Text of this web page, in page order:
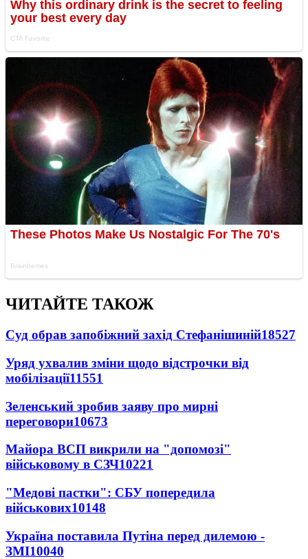
ЧИТАЙТЕ ТАКОЖ
Суд обрав запобіжний захід Стефанішиній18527
Уряд ухвалив зміни щодо відстрочки від
мобілізації11551
Зеленський зробив заяву про мирні
переговори10673
Майора ВСП викрили на "допомозі"
військовому в СЗЧ10221
"Медові пастки": СБУ попередила
військових10148
Україна поставила Путіна перед дилемою -
ЗМІ10040